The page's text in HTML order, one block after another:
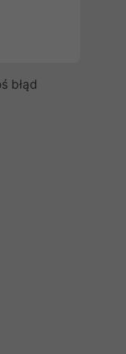
błąd